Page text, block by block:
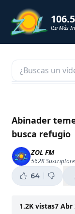
!La Más
NOTICIAS
SHORTS
PODCAST
ZOL TV
Abinader
busca refugio
ZOL FM
562K
64
1.2K vistas7 Abr